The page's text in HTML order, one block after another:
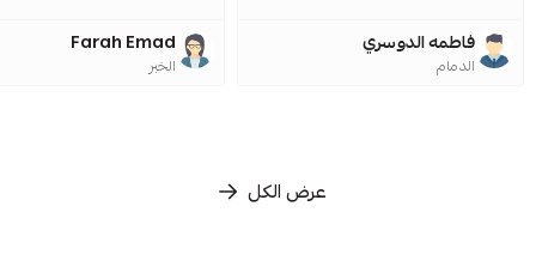
فاطمه الدوسري
الدمام
Farah Emad
الخبر
عرض الكل